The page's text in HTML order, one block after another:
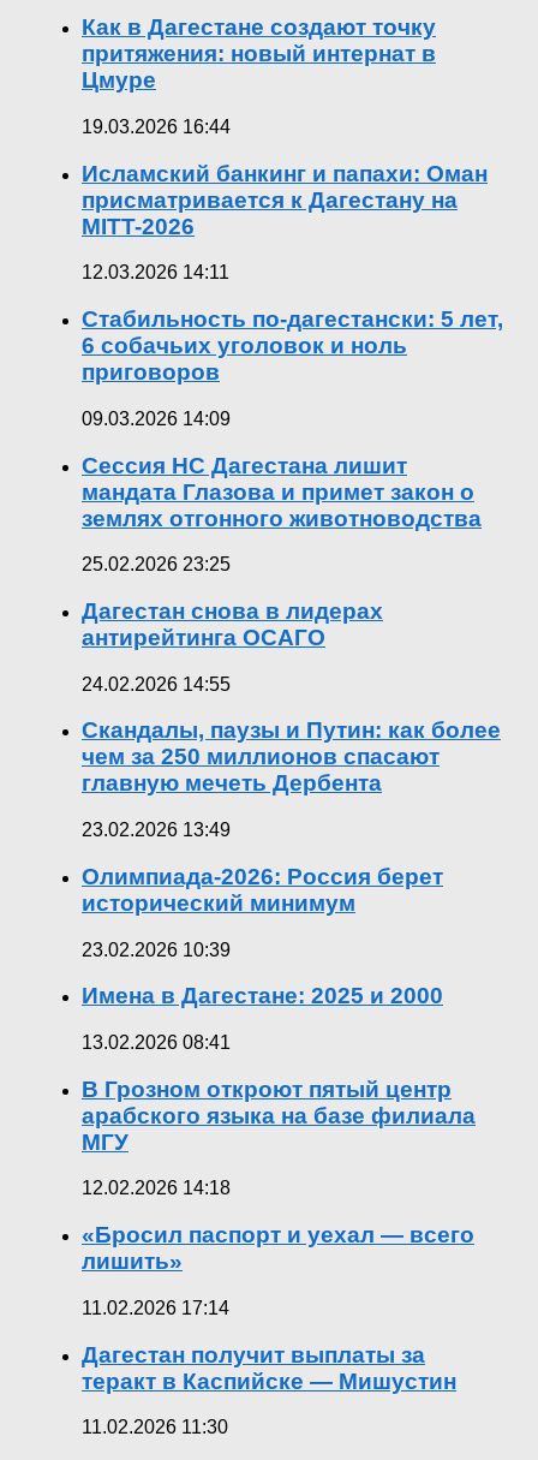
Как в Дагестане создают точку
притяжения: новый интернат в
Цмуре
19.03.2026 16:44
Исламский банкинг и папахи: Оман
присматривается к Дагестану на
MITT-2026
12.03.2026 14:11
Стабильность по-дагестански: 5 лет,
6 собачьих уголовок и ноль
приговоров
09.03.2026 14:09
Сессия НС Дагестана лишит
мандата Глазова и примет закон о
землях отгонного животноводства
25.02.2026 23:25
Дагестан снова в лидерах
антирейтинга ОСАГО
24.02.2026 14:55
Скандалы, паузы и Путин: как более
чем за 250 миллионов спасают
главную мечеть Дербента
23.02.2026 13:49
Олимпиада-2026: Россия берет
исторический минимум
23.02.2026 10:39
Имена в Дагестане: 2025 и 2000
13.02.2026 08:41
В Грозном откроют пятый центр
арабского языка на базе филиала
МГУ
12.02.2026 14:18
«Бросил паспорт и уехал — всего
лишить»
11.02.2026 17:14
Дагестан получит выплаты за
теракт в Каспийске — Мишустин
11.02.2026 11:30